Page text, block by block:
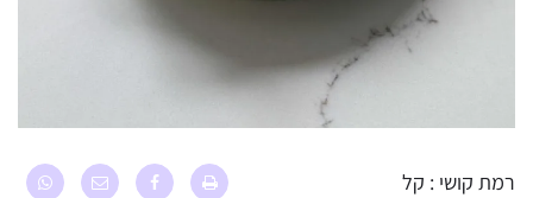
רמת קושי : קל